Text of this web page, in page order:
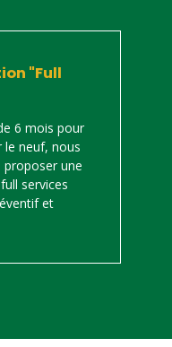
"Full
6 mois pour
le neuf, nous
une
services
et